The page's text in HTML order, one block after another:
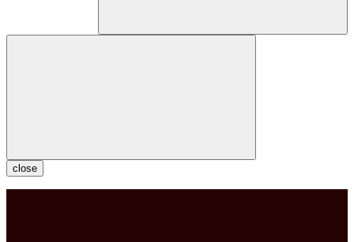
close